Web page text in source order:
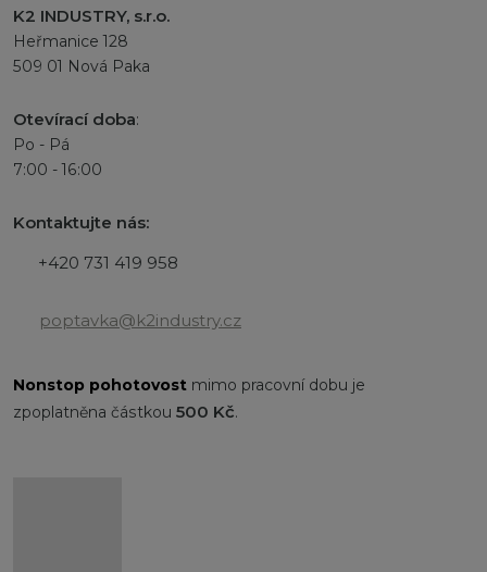
K2 INDUSTRY, s.r.o.
Heřmanice 128
509 01 Nová Paka
Otevírací doba:
Po - Pá
7:00 - 16:00
Kontaktujte nás:
+420 731 419 958
poptavka@k2industry.cz
Nonstop pohotovost mimo pracovní dobu je
zpoplatněna částkou 500 Kč.